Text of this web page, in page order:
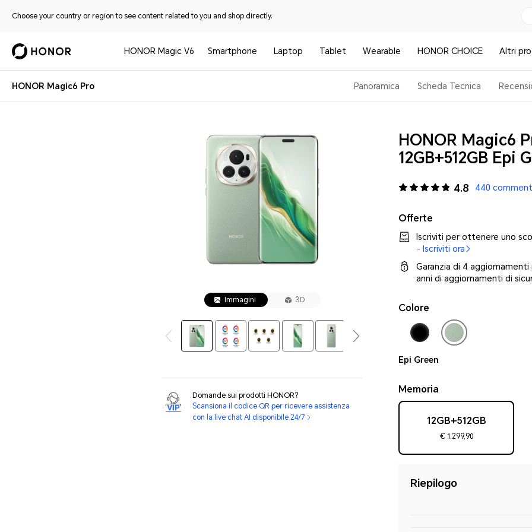
Choose your country or region to see content related to you and shop directly.
HONOR Magic V6 Smartphone Laptop Tablet Wearable HONOR CHOICE Altri
HONOR Magic6 Pro Panoramica Scheda Tecnica
Immagini 3D
Domande sui prodotti HONOR?
Scansiona il codice QR per ricevere assistenza
con la live chat AI disponibile 24/7
HONOR Magic6
12GB+512GB Epi
4.8 440
Offerte
Iscriviti per ottenere uno
- Iscriviti ora
Garanzia di 4 aggiornamenti
anni di aggiornamenti di
Colore
Epi Green
Memoria
12GB+512GB
€ 1.299,90
Riepilogo